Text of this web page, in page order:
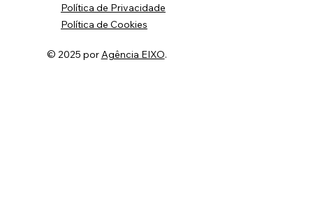
Política de Privacidade
Política de Cookies
© 2025 porAgência EIXO.